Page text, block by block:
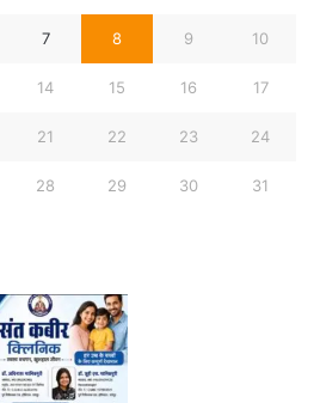
7 8 9 10
14 15 16 17
21 22 23 24
28 29 30 31